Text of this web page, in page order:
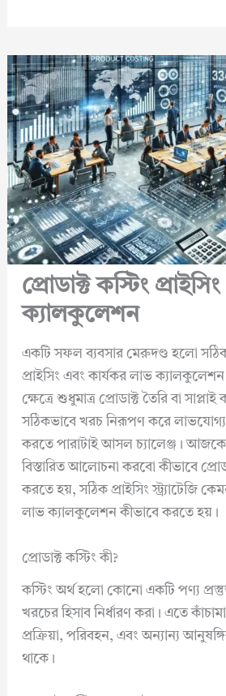
প্রোডাক্ট কস্টিং
ক্যালকুলেশন
একটি সফল ব্যবসার মেরুদণ্ড হলো
প্রাইসিং এবং কার্যকর লাভ
ক্ষেত্রে শুধুমাত্র প্রোডাক্ট তৈরি বা
সঠিকভাবে খরচ নিরূপণ করে লাভযোগ্য
করতে পারাটাই আসল চ্যালেঞ্জ।
বিস্তারিত আলোচনা করবো কীভাবে
করতে হয়, সঠিক প্রাইসিং স্ট্র্যাটেজি
লাভ ক্যালকুলেশন কীভাবে করতে হয়।
প্রোডাক্ট কস্টিং কী?
কস্টিং অর্থ হলো কোনো একটি পণ্য
খরচের হিসাব নির্ধারণ করা। এতে
প্রক্রিয়া, পরিবহন, এবং অন্যান্য
থাকে।